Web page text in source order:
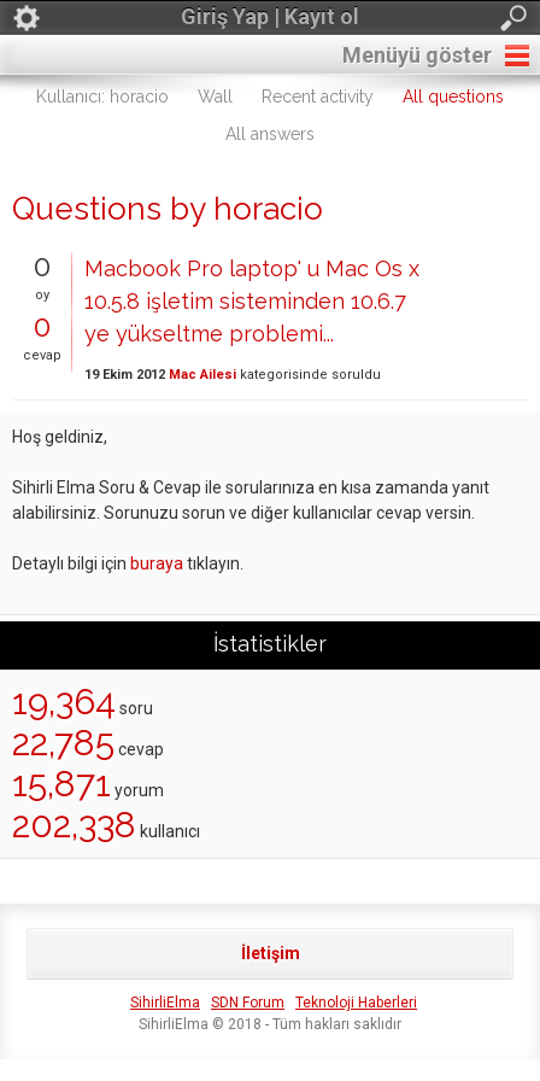
Giriş Yap | Kayıt ol
Menüyü göster
Kullanıcı: horacio Wall Recent activity
All questions
All answers
Questions by horacio
0
oy
0
cevap
Macbook Pro laptop' u Mac Os x
10.5.8 işletim sisteminden 10.6.7
ye yükseltme problemi...
19 Ekim 2012 Mac Ailesi kategorisinde soruldu
Hoş geldiniz,
Sihirli Elma Soru & Cevap ile sorularınıza en kısa zamanda yanıt
alabilirsiniz. Sorunuzu sorun ve diğer kullanıcılar cevap versin.
Detaylı bilgi için buraya tıklayın.
İstatistikler
19,364 soru
22,785 cevap
15,871 yorum
202,338 kullanıcı
İletişim
SihirliElma SDN Forum
Teknoloji Haberleri
SihirliElma © 2018 - Tüm hakları saklıdır